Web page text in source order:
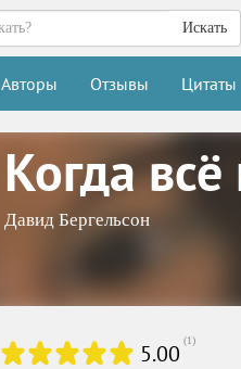
Искать
Авторы Отзывы Цитаты
Когда
Давид Бергельсон
5.00 (1)